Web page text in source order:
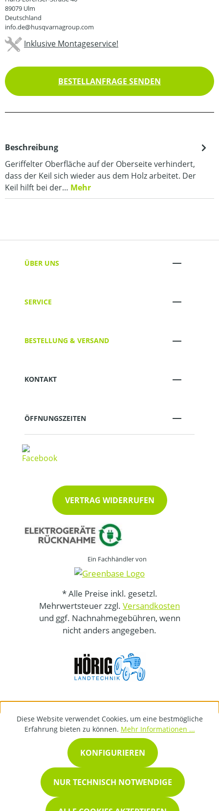
89079 Ulm
Deutschland
info.de@husqvarnagroup.com
Inklusive Montageservice!
BESTELLANFRAGE SENDEN
Beschreibung
Geriffelter Oberfläche auf der Oberseite verhindert,
dass der Keil sich wieder aus dem Holz arbeitet. Der
Keil hilft bei der… Mehr
ÜBER UNS
SERVICE
BESTELLUNG & VERSAND
KONTAKT
ÖFFNUNGSZEITEN
VERTRAG WIDERRUFEN
Ein Fachhändler von
* Alle Preise inkl. gesetzl.
Mehrwertsteuer zzgl. Versandkosten
und ggf. Nachnahmegebühren, wenn
nicht anders angegeben.
Diese Website verwendet Cookies, um eine bestmögliche
Erfahrung bieten zu können. Mehr Informationen ...
NUR TECHNISCH NOTWENDIGE
KONFIGURIEREN